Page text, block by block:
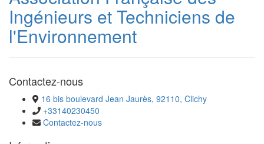
Ingénieurs et Techniciens de
l'Environnement
Contactez-nous
16 bis boulevard Jean Jaurès, 92110, Clichy
+33140230450
Contactez-nous